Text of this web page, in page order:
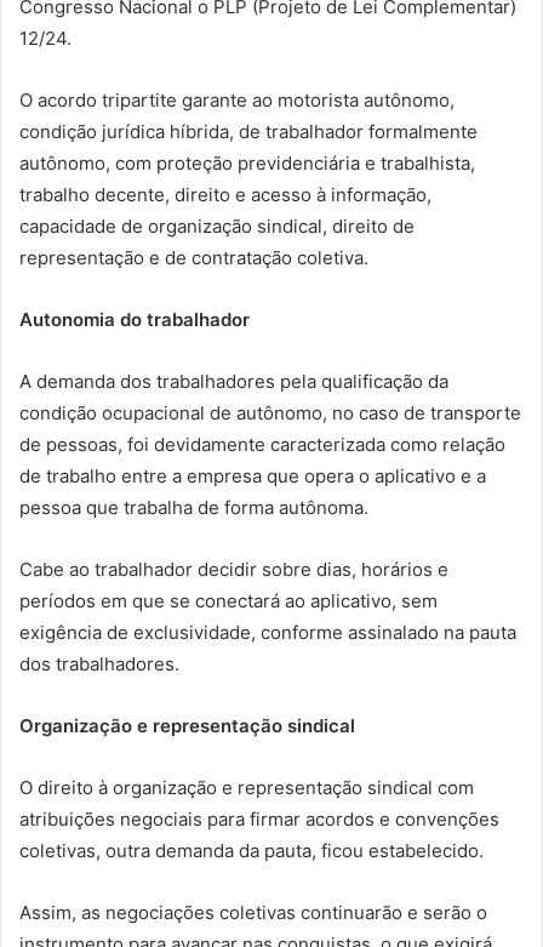
Congresso Nacional o PLP (Projeto de Lei Complementar)
12/24.
O acordo tripartite garante ao motorista autônomo,
condição jurídica híbrida, de trabalhador formalmente
autônomo, com proteção previdenciária e trabalhista,
trabalho decente, direito e acesso à informação,
capacidade de organização sindical, direito de
representação e de contratação coletiva.
Autonomia do trabalhador
A demanda dos trabalhadores pela qualificação da
condição ocupacional de autônomo, no caso de transporte
de pessoas, foi devidamente caracterizada como relação
de trabalho entre a empresa que opera o aplicativo e a
pessoa que trabalha de forma autônoma.
Cabe ao trabalhador decidir sobre dias, horários e
períodos em que se conectará ao aplicativo, sem
exigência de exclusividade, conforme assinalado na pauta
dos trabalhadores.
Organização e representação sindical
O direito à organização e representação sindical com
atribuições negociais para firmar acordos e convenções
coletivas, outra demanda da pauta, ficou estabelecido.
Assim, as negociações coletivas continuarão e serão o